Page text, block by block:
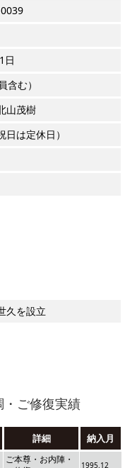
日
含む）
山茂樹
日は定休日）
久を設立
・ご修復実績
詳細 納入月
ご本尊・お内陣・
1995.12